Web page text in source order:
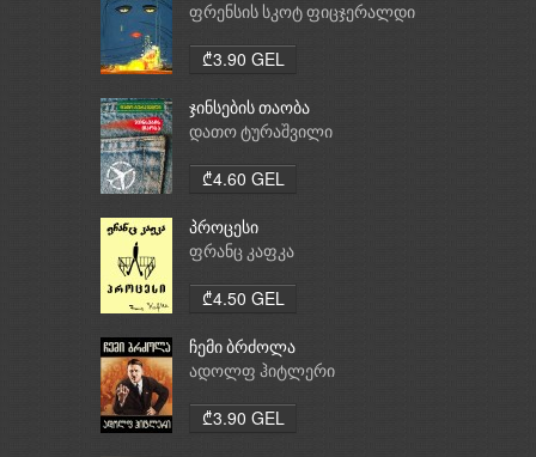
ფრენსის სკოტ ფიცჯერალდი
₾3.90 GEL
ჯინსების თაობა
დათო ტურაშვილი
₾4.60 GEL
პროცესი
ფრანც კაფკა
₾4.50 GEL
ჩემი ბრძოლა
ადოლფ ჰიტლერი
₾3.90 GEL